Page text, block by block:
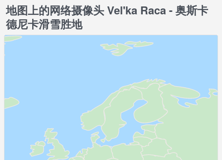
地图上的网络摄像头 Vel'ka Raca - 奥斯卡
德尼卡滑雪胜地